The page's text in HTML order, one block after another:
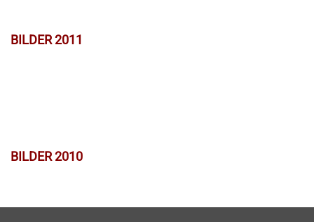
BILDER 2011
BILDER 2010